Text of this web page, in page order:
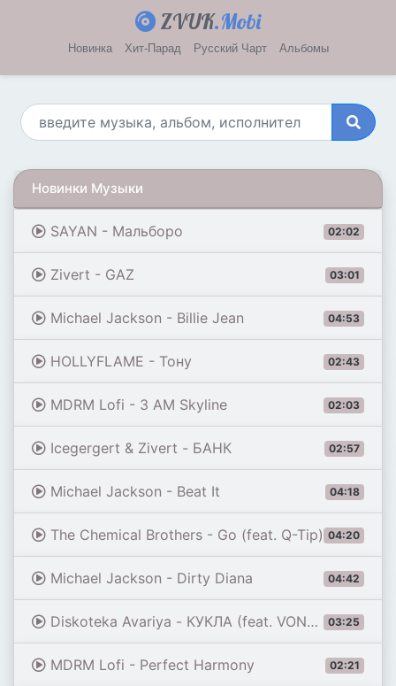
ZVUK.Mobi
Новинка Хит-Парад Русский Чарт Альбомы
Новинки Музыки
02:02
SAYAN - Мальборо
03:01
Zivert - GAZ
04:53
Michael Jackson - Billie Jean
02:43
HOLLYFLAME - Тону
02:03
MDRM Lofi - 3 AM Skyline
02:57
Icegergert & Zivert - БАНК
04:18
Michael Jackson - Beat It
04:20
The Chemical Brothers - Go (feat. Q-Tip)
04:42
Michael Jackson - Dirty Diana
03:25
Diskoteka Avariya - КУКЛА (feat. VONAMOUR) [Remix 2026]
02:21
MDRM Lofi - Perfect Harmony